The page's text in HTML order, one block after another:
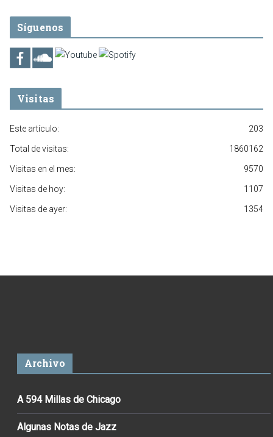
Síguenos
Visitas
203
Este artículo:
1860162
Total de visitas:
9570
Visitas en el mes:
1107
Visitas de hoy:
1354
Visitas de ayer:
Archivo
A 594 Millas de Chicago
Algunas Notas de Jazz